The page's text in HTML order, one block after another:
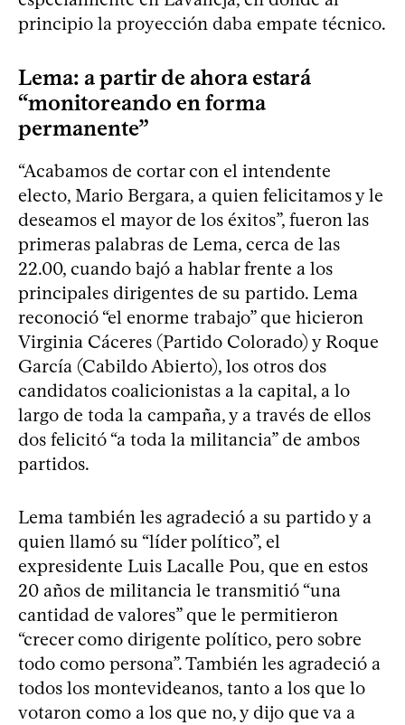
principio la proyección daba empate técnico.
Lema: a partir de ahora estará
“monitoreando en forma
permanente”
“Acabamos de cortar con el intendente
electo, Mario Bergara, a quien felicitamos y le
deseamos el mayor de los éxitos”, fueron las
primeras palabras de Lema, cerca de las
22.00, cuando bajó a hablar frente a los
principales dirigentes de su partido. Lema
reconoció “el enorme trabajo” que hicieron
Virginia Cáceres (Partido Colorado) y Roque
García (Cabildo Abierto), los otros dos
candidatos coalicionistas a la capital, a lo
largo de toda la campaña, y a través de ellos
dos felicitó “a toda la militancia” de ambos
partidos.
Lema también les agradeció a su partido y a
quien llamó su “líder político”, el
expresidente Luis Lacalle Pou, que en estos
20 años de militancia le transmitió “una
cantidad de valores” que le permitieron
“crecer como dirigente político, pero sobre
todo como persona”. También les agradeció a
todos los montevideanos, tanto a los que lo
votaron como a los que no, y dijo que va a